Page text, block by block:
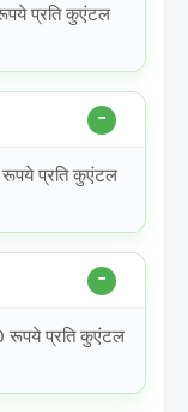
प्रति कुएंटल
रूपये प्रति कुएंटल
रूपये प्रति कुएंटल